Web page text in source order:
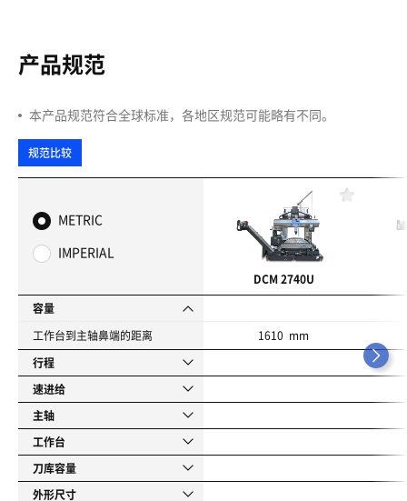
产品规范
本产品规范符合全球标准，各地区规范可能略有不同。
规范比较
METRIC
IMPERIAL
容量
工作台到主轴鼻端的距离
行程
速进给
主轴
工作台
刀库容量
外形尺寸
DCM 2740U
1610 mm